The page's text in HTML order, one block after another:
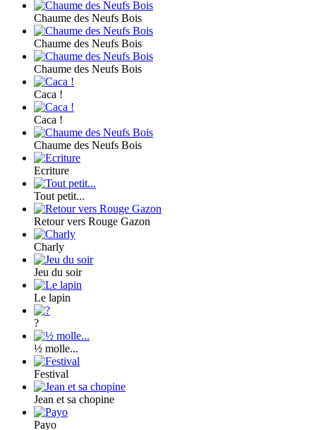
Chaume des Neufs Bois
Chaume des Neufs Bois
Chaume des Neufs Bois
Caca !
Caca !
Chaume des Neufs Bois
Ecriture
Tout petit...
Retour vers Rouge Gazon
Charly
Jeu du soir
Le lapin
?
½ molle...
Festival
Jean et sa chopine
Payo